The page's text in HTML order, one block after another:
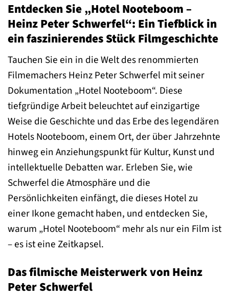
Entdecken Sie „Hotel Nooteboom –
Heinz Peter Schwerfel“: Ein Tiefblick in
ein faszinierendes Stück Filmgeschichte
Tauchen Sie ein in die Welt des renommierten
Filmemachers Heinz Peter Schwerfel mit seiner
Dokumentation „Hotel Nooteboom“. Diese
tiefgründige Arbeit beleuchtet auf einzigartige
Weise die Geschichte und das Erbe des legendären
Hotels Nooteboom, einem Ort, der über Jahrzehnte
hinweg ein Anziehungspunkt für Kultur, Kunst und
intellektuelle Debatten war. Erleben Sie, wie
Schwerfel die Atmosphäre und die
Persönlichkeiten einfängt, die dieses Hotel zu
einer Ikone gemacht haben, und entdecken Sie,
warum „Hotel Nooteboom“ mehr als nur ein Film ist
– es ist eine Zeitkapsel.
Das filmische Meisterwerk von Heinz
Peter Schwerfel